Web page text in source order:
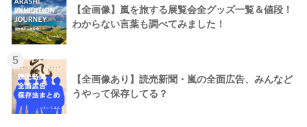
【全画像】嵐を旅する展覧会全グッズ一覧＆値段！
わからない言葉も調べてみました！
5
【全画像あり】読売新聞・嵐の全面広告、みんなど
うやって保存してる？